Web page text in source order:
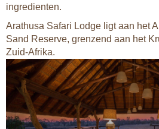
ingredienten.
Arathusa Safari Lodge ligt aan het
Sand Reserve, grenzend aan het
Zuid-Afrika.